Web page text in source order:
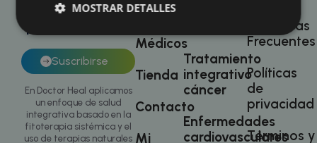
Suscríbete a
nuestro boletín
Suscribirse
En Doctor Heal aplicamos
un enfoque de salud
integrativa basado en la
fitoterapia sistémica y el
uso de terapias naturales
Nosotros
Médicos
Tienda
Contacto
Mi
Tratamiento
integrativo
cáncer
Enfermedades
cardiovasculares
Preguntas
Frecuentes
Políticas
de
privacidad
Términos y
MOSTRAR DETALLES
Cookies obligatorias
Cookies de rendimiento
Cookies de preferencias
Cookies de funcionalidad
Cookies no clasificadas